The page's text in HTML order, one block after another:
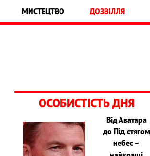
МИСТЕЦТВО ДОЗВІЛЛЯ
ОСОБИСТІСТЬ ДНЯ
Від Аватара
до Під стягом
небес –